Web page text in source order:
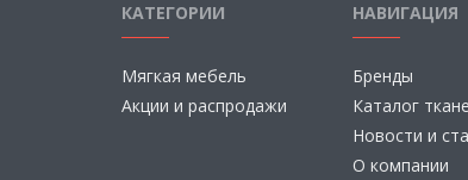
КАТЕГОРИИ
Мягкая мебель
Акции и распродажи
НАВИГАЦИЯ
Бренды
Каталог
Новости и
О компании